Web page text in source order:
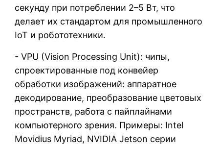
секунду при потреблении 2–5 Вт, что
делает их стандартом для промышленного
IoT и робототехники.
- VPU (Vision Processing Unit): чипы,
спроектированные под конвейер
обработки изображений: аппаратное
декодирование, преобразование цветовых
пространств, работа с пайплайнами
компьютерного зрения. Примеры: Intel
Movidius Myriad, NVIDIA Jetson серии